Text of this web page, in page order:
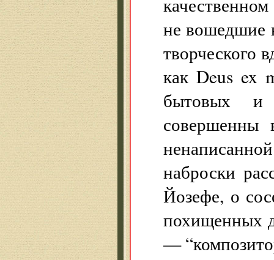
не вошедшие
творческого
как Deus ex
бытовых и
совершенны
наброски
Йозефе, о
похищенных
—